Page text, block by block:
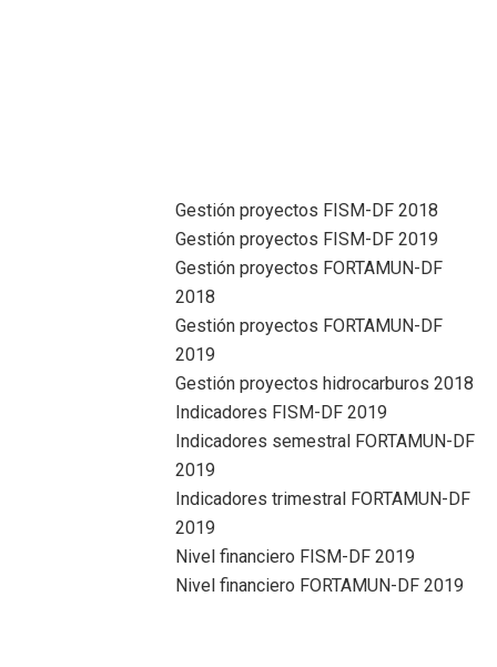
Gestión proyectos FISM-DF 2018
Gestión proyectos FISM-DF 2019
Gestión proyectos FORTAMUN-DF
2018
Gestión proyectos FORTAMUN-DF
2019
Gestión proyectos hidrocarburos 2018
Indicadores FISM-DF 2019
Indicadores semestral FORTAMUN-DF
2019
Indicadores trimestral FORTAMUN-DF
2019
Nivel financiero FISM-DF 2019
Nivel financiero FORTAMUN-DF 2019